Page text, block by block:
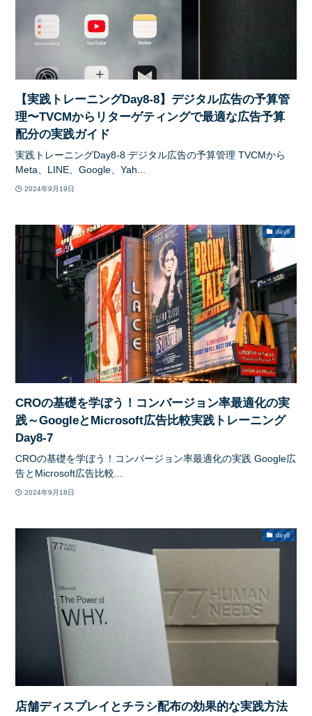
【実践トレーニングDay8-8】デジタル広告の予算管
理〜TVCMからリターゲティングで最適な広告予算
配分の実践ガイド
実践トレーニングDay8-8 デジタル広告の予算管理 TVCMから
Meta、LINE、Google、Yah...
2024年9月19日
day8
CROの基礎を学ぼう！コンバージョン率最適化の実
践～GoogleとMicrosoft広告比較実践トレーニング
Day8-7
CROの基礎を学ぼう！コンバージョン率最適化の実践 Google広
告とMicrosoft広告比較...
2024年9月18日
day8
店舗ディスプレイとチラシ配布の効果的な実践方法